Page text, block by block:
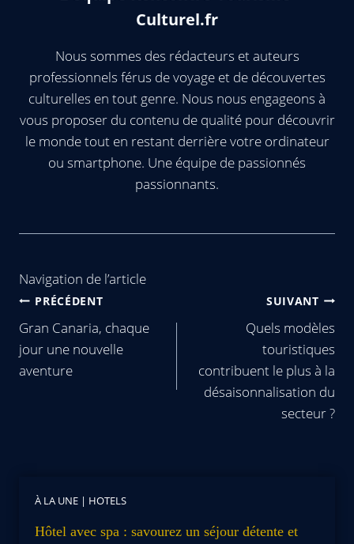
Culturel.fr
Nous sommes des rédacteurs et auteurs
professionnels férus de voyage et de découvertes
culturelles en tout genre. Nous nous engageons à
vous proposer du contenu de qualité pour découvrir
le monde tout en restant derrière votre ordinateur
ou smartphone. Une équipe de passionnés
passionnants.
Navigation de l’article
PRÉCÉDENT
Gran Canaria, chaque
jour une nouvelle
aventure
SUIVANT
Quels modèles
touristiques
contribuent le plus à la
désaisonnalisation du
secteur ?
À LA UNE | HOTELS
Hôtel avec spa : savourez un séjour détente et